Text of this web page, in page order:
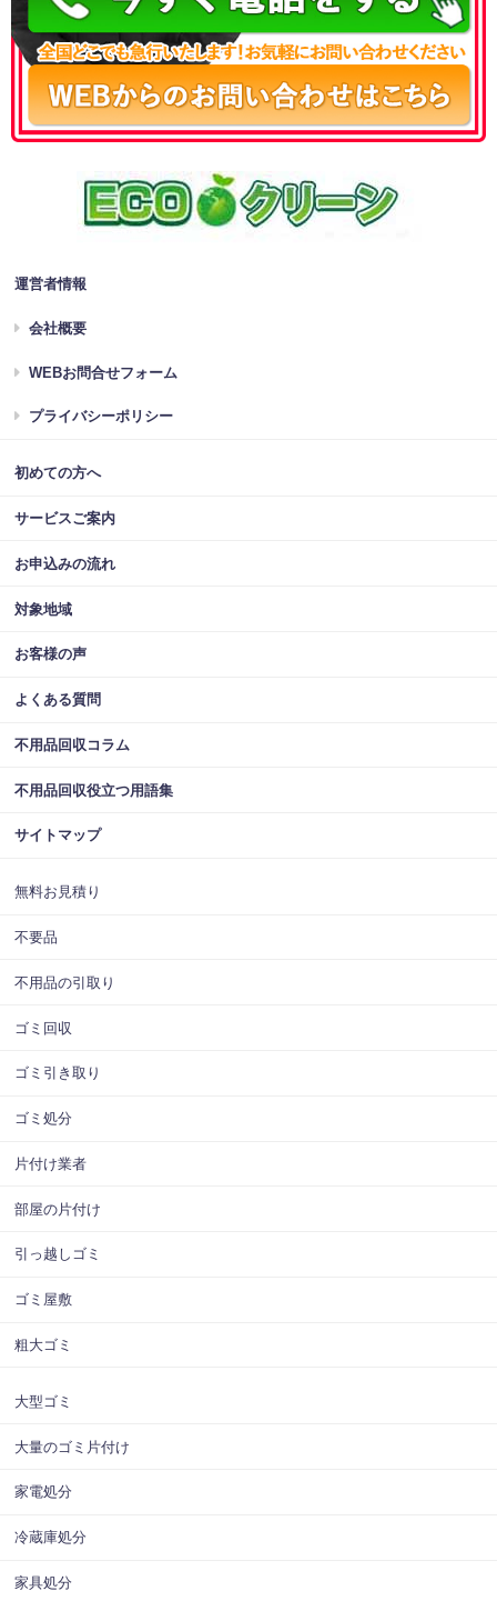
運営者情報
会社概要
WEBお問合せフォーム
プライバシーポリシー
初めての方へ
サービスご案内
お申込みの流れ
対象地域
お客様の声
よくある質問
不用品回収コラム
不用品回収役立つ用語集
サイトマップ
無料お見積り
不要品
不用品の引取り
ゴミ回収
ゴミ引き取り
ゴミ処分
片付け業者
部屋の片付け
引っ越しゴミ
ゴミ屋敷
粗大ゴミ
大型ゴミ
大量のゴミ片付け
家電処分
冷蔵庫処分
家具処分